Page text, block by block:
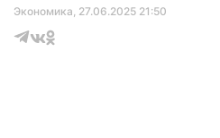
Экономика, 27.06.2025 21:50